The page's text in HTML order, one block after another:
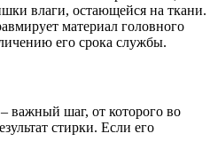
влаги, остающейся на ткани.
материал головного
его срока службы.
важный шаг, от которого во
стирки. Если его